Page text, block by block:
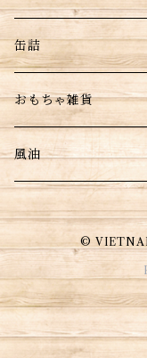
缶詰
おもちゃ雑貨
風油
©